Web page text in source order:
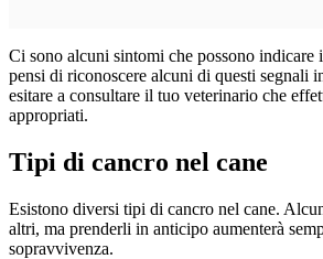
Ci sono alcuni sintomi che possono indicare
pensi di riconoscere alcuni di questi segnali
esitare a consultare il tuo veterinario che
appropriati.
Tipi di cancro nel cane
Esistono diversi tipi di cancro nel cane.
altri, ma prenderli in anticipo aumenterà
sopravvivenza.